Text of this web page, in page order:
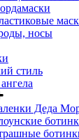
носы
стиль
Деда